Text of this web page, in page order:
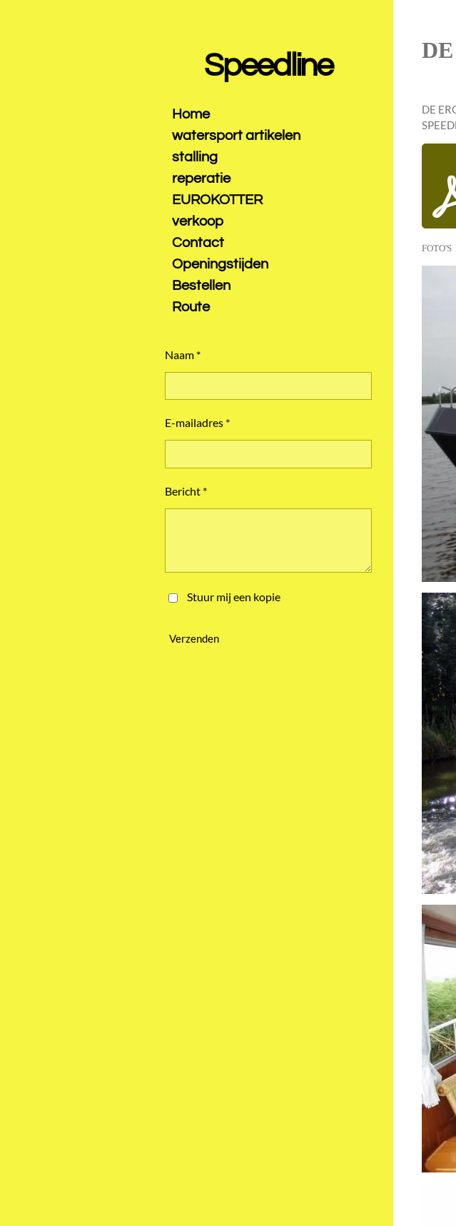
DE
FOTO'S
Speedline
Home
watersport artikelen
stalling
reperatie
EUROKOTTER
verkoop
Contact
Openingstijden
Bestellen
Route
Naam *
E-mailadres *
Bericht *
Stuur mij een kopie
Verzenden